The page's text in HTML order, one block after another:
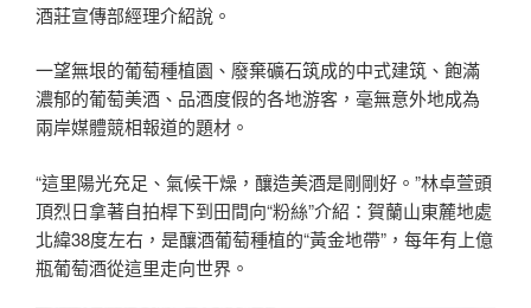
酒莊宣傳部經理介紹說。
一望無垠的葡萄種植園、廢棄礦石筑成的中式建筑、飽滿
濃郁的葡萄美酒、品酒度假的各地游客，毫無意外地成為
兩岸媒體競相報道的題材。
“這里陽光充足、氣候干燥，釀造美酒是剛剛好。”林卓萱頭
頂烈日拿著自拍桿下到田間向“粉絲”介紹：賀蘭山東麓地處
北緯38度左右，是釀酒葡萄種植的“黃金地帶”，每年有上億
瓶葡萄酒從這里走向世界。